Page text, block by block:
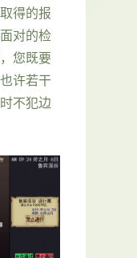
得的报
对的检
您既要
许若干
不犯边